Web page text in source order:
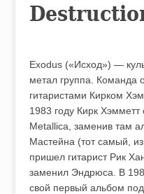
Exodus («Исход») —
метал группа. Команда
гитаристами Кирком
1983 году Кирк
Metallica, заменив там
Мастейна (тот самый,
пришел гитарист Рик
заменил Эндрюса. В
свой первый альбом